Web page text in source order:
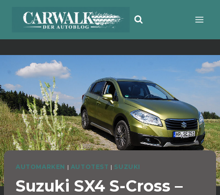
Inhalt
AUTOMARKEN | AUTOTEST | SUZUKI
Suzuki SX4 S-Cross –